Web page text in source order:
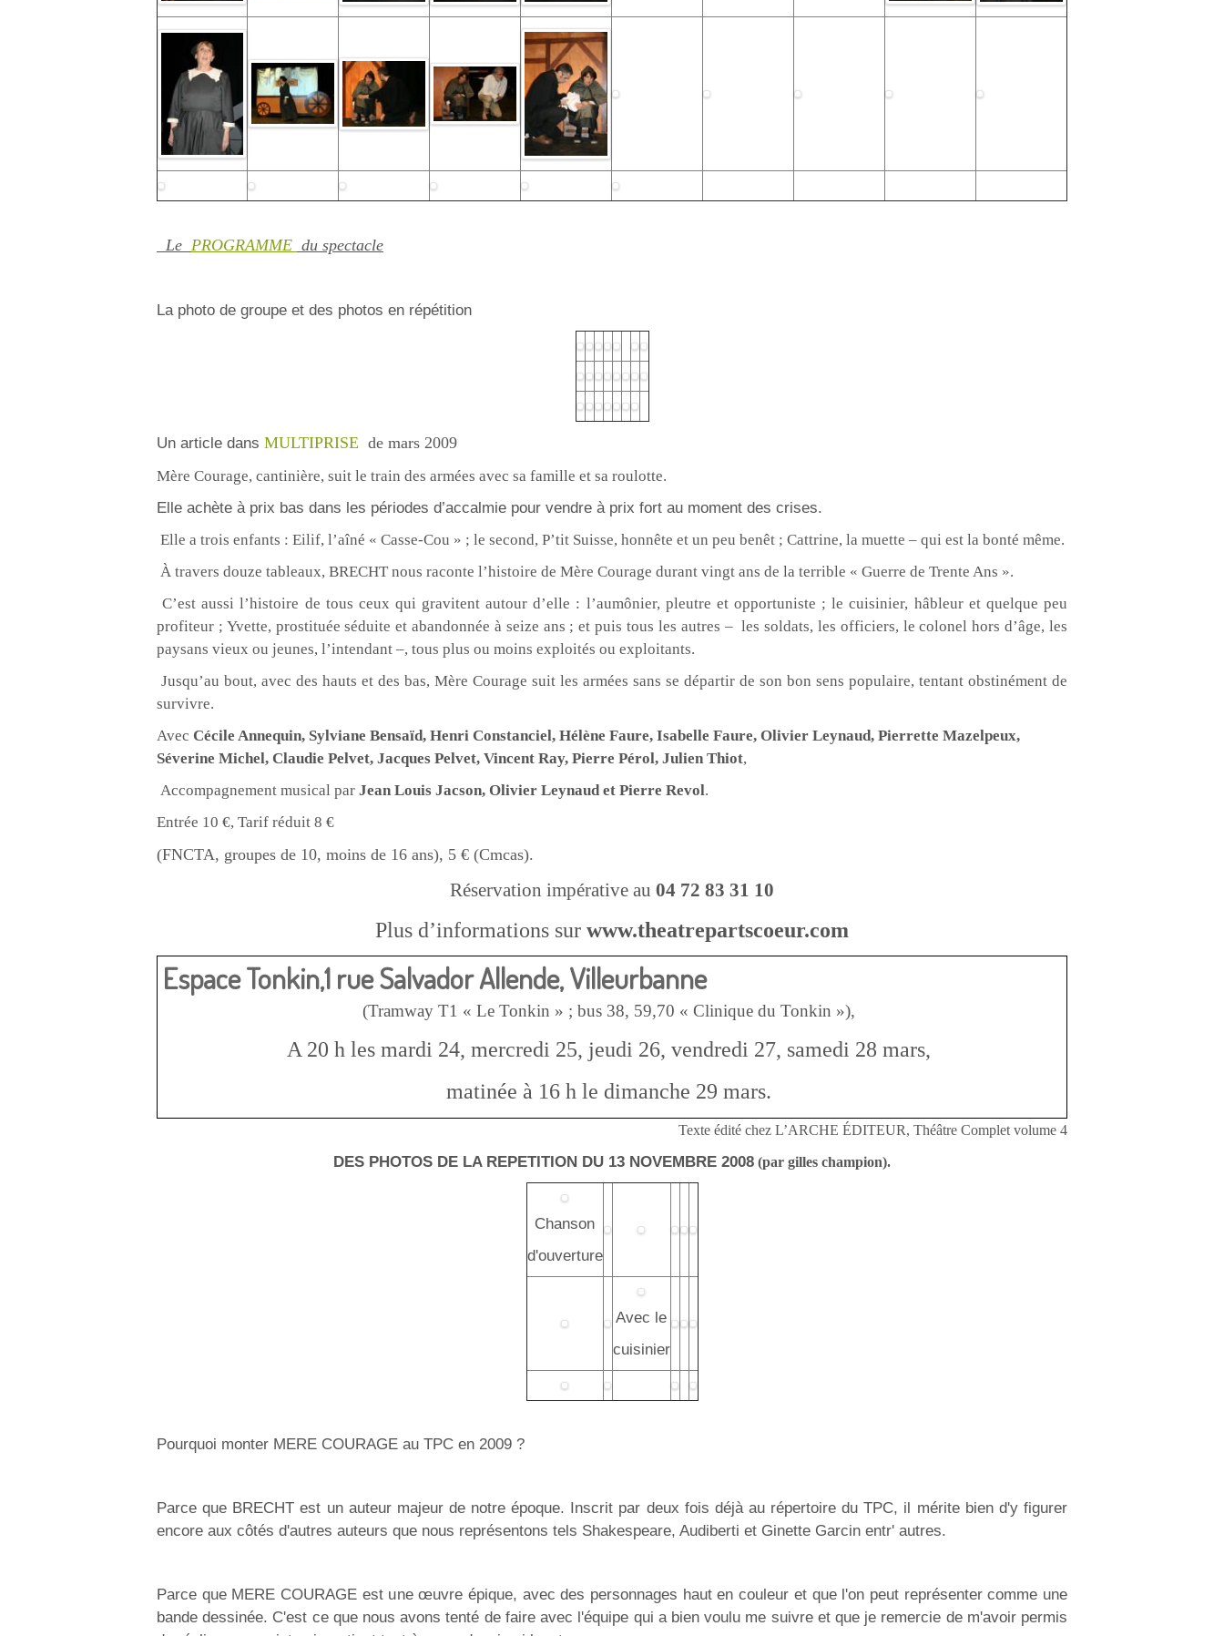
Le PROGRAMME du spectacle
La photo de groupe et des photos en répétition
Un article dans MULTIPRISE de mars 2009
Mère Courage, cantinière, suit le train des armées avec sa famille et sa roulotte.
Elle achète à prix bas dans les périodes d’accalmie pour vendre à prix fort au moment des crises.
Elle a trois enfants : Eilif, l’aîné « Casse-Cou » ; le second, P’tit Suisse, honnête et un peu benêt ; Cattrine, la muette – qui est la bonté même.
À travers douze tableaux, BRECHT nous raconte l’histoire de Mère Courage durant vingt ans de la terrible « Guerre de Trente Ans ».
C’est aussi l’histoire de tous ceux qui gravitent autour d’elle : l’aumônier, pleutre et opportuniste ; le cuisinier, hâbleur et quelque peu
profiteur ; Yvette, prostituée séduite et abandonnée à seize ans ; et puis tous les autres – les soldats, les officiers, le colonel hors d’âge, les
paysans vieux ou jeunes, l’intendant –, tous plus ou moins exploités ou exploitants.
Jusqu’au bout, avec des hauts et des bas, Mère Courage suit les armées sans se départir de son bon sens populaire, tentant obstinément de
survivre.
Avec Cécile Annequin, Sylviane Bensaïd, Henri Constanciel, Hélène Faure, Isabelle Faure, Olivier Leynaud, Pierrette Mazelpeux,
Séverine Michel, Claudie Pelvet, Jacques Pelvet, Vincent Ray, Pierre Pérol, Julien Thiot,
Accompagnement musical par Jean Louis Jacson, Olivier Leynaud et Pierre Revol.
Entrée 10 €, Tarif réduit 8 €
(FNCTA, groupes de 10, moins de 16 ans), 5 € (Cmcas).
Réservation impérative au 04 72 83 31 10
Plus d’informations sur www.theatrepartscoeur.com
Espace Tonkin,1 rue Salvador Allende, Villeurbanne
(Tramway T1 « Le Tonkin » ; bus 38, 59,70 « Clinique du Tonkin »),
A 20 h les mardi 24, mercredi 25, jeudi 26, vendredi 27, samedi 28 mars,
matinée à 16 h le dimanche 29 mars.
Texte édité chez L’ARCHE ÉDITEUR, Théâtre Complet volume 4
DES PHOTOS DE LA REPETITION DU 13 NOVEMBRE 2008 (par gilles champion).
Chanson
d'ouverture
Avec le
cuisinier
Pourquoi monter MERE COURAGE au TPC en 2009 ?
Parce que BRECHT est un auteur majeur de notre époque. Inscrit par deux fois déjà au répertoire du TPC, il mérite bien d'y figurer
encore aux côtés d'autres auteurs que nous représentons tels Shakespeare, Audiberti et Ginette Garcin entr' autres.
Parce que MERE COURAGE est une œuvre épique, avec des personnages haut en couleur et que l'on peut représenter comme une
bande dessinée. C'est ce que nous avons tenté de faire avec l'équipe qui a bien voulu me suivre et que je remercie de m'avoir permis